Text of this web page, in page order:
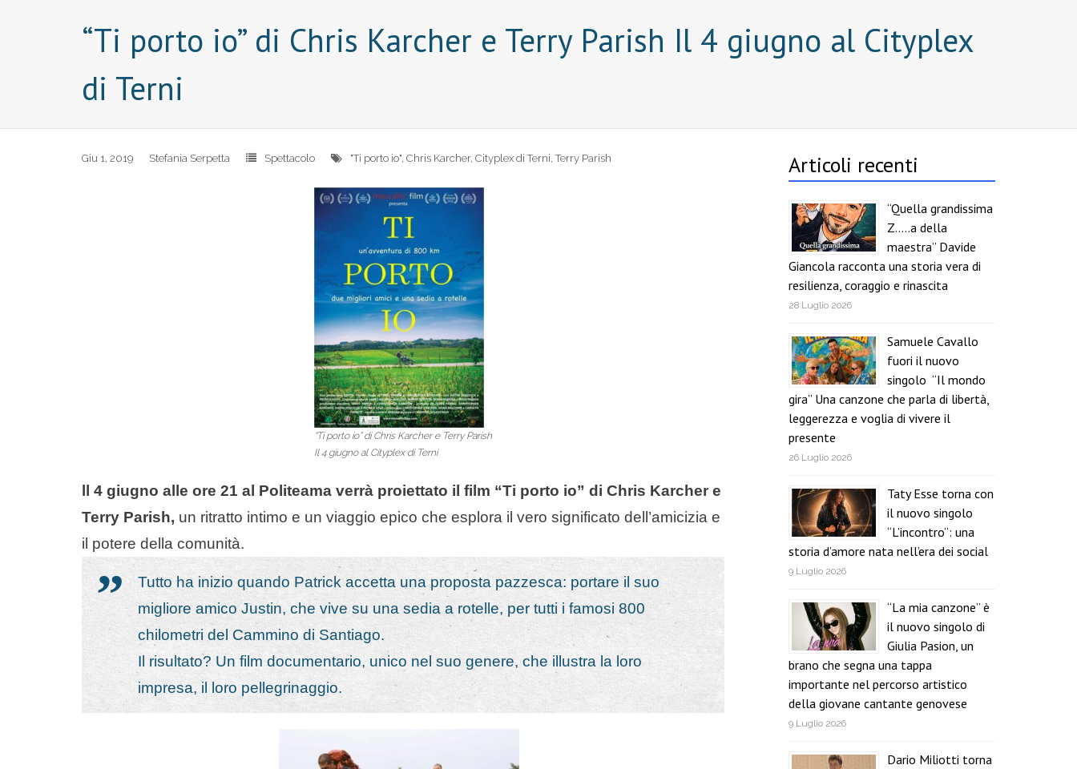
“Ti porto io” di Chris Karcher e Terry Parish Il 4 giugno al Cityplex
di Terni
Giu 1, 2019 Stefania Serpetta Spettacolo "Ti porto io", Chris Karcher, Cityplex di Terni,Terry Parish
“Ti porto io” di Chris Karcher e Terry Parish
Il 4 giugno al Cityplex di Terni
ll 4 giugno alle ore 21 al Politeama verrà proiettato il film “Ti porto io” di Chris Karcher e
Terry Parish, un ritratto intimo e un viaggio epico che esplora il vero significato dell’amicizia e
il potere della comunità.
Tutto ha inizio quando Patrick accetta una proposta pazzesca: portare il suo
migliore amico Justin, che vive su una sedia a rotelle, per tutti i famosi 800
chilometri del Cammino di Santiago.
Il risultato? Un film documentario, unico nel suo genere, che illustra la loro
impresa, il loro pellegrinaggio.
Articoli recenti
“Quella grandissima
Z…..a della
maestra” Davide
Giancola racconta una storia vera di
resilienza, coraggio e rinascita
28 Luglio 2026
Samuele Cavallo
fuori il nuovo
singolo “Il mondo
gira” Una canzone che parla di libertà,
leggerezza e voglia di vivere il
presente
26 Luglio 2026
Taty Esse torna con
il nuovo singolo
“L’incontro”: una
storia d’amore nata nell’era dei social
9 Luglio 2026
“La mia canzone” è
il nuovo singolo di
Giulia Pasion, un
brano che segna una tappa
importante nel percorso artistico
della giovane cantante genovese
9 Luglio 2026
Dario Miliotti torna